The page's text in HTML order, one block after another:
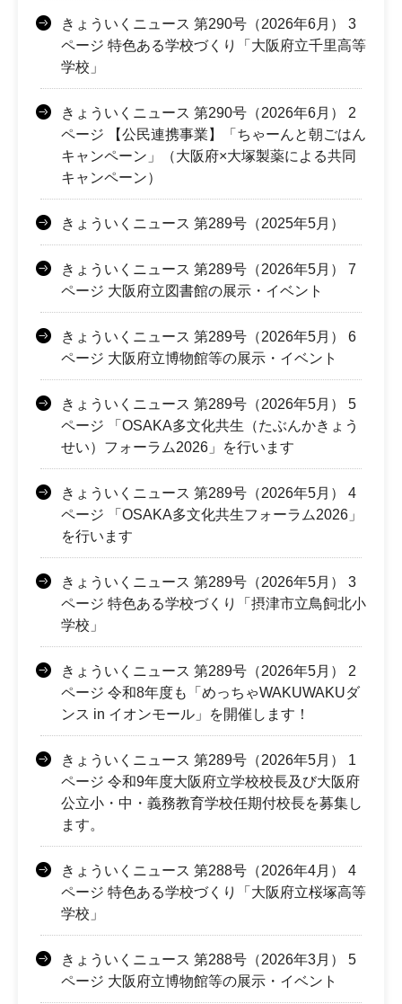
きょういくニュース 第290号（2026年6月） 3
ページ 特色ある学校づくり「大阪府立千里高等
学校」
きょういくニュース 第290号（2026年6月） 2
ページ 【公民連携事業】「ちゃーんと朝ごはん
キャンペーン」（大阪府×大塚製薬による共同
キャンペーン）
きょういくニュース 第289号（2025年5月）
きょういくニュース 第289号（2026年5月） 7
ページ 大阪府立図書館の展示・イベント
きょういくニュース 第289号（2026年5月） 6
ページ 大阪府立博物館等の展示・イベント
きょういくニュース 第289号（2026年5月） 5
ページ 「OSAKA多文化共生（たぶんかきょう
せい）フォーラム2026」を行います
きょういくニュース 第289号（2026年5月） 4
ページ 「OSAKA多文化共生フォーラム2026」
を行います
きょういくニュース 第289号（2026年5月） 3
ページ 特色ある学校づくり「摂津市立鳥飼北小
学校」
きょういくニュース 第289号（2026年5月） 2
ページ 令和8年度も「めっちゃWAKUWAKUダ
ンス in イオンモール」を開催します！
きょういくニュース 第289号（2026年5月） 1
ページ 令和9年度大阪府立学校校長及び大阪府
公立小・中・義務教育学校任期付校長を募集し
ます。
きょういくニュース 第288号（2026年4月） 4
ページ 特色ある学校づくり「大阪府立桜塚高等
学校」
きょういくニュース 第288号（2026年3月） 5
ページ 大阪府立博物館等の展示・イベント